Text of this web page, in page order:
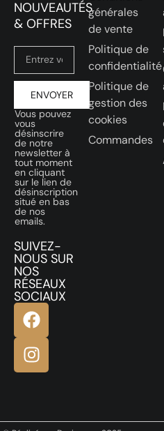
NOUVEAUTÉS
& OFFRES
ENVOYER
Vous pouvez
vous
désinscrire
de notre
newsletter à
tout moment
en cliquant
sur le lien de
désinscription
situé en bas
de nos
emails.
SUIVEZ-
NOUS SUR
NOS
RÉSEAUX
SOCIAUX
générales
de vente
Politique de
confidentialité
Politique de
gestion des
cookies
Commandes